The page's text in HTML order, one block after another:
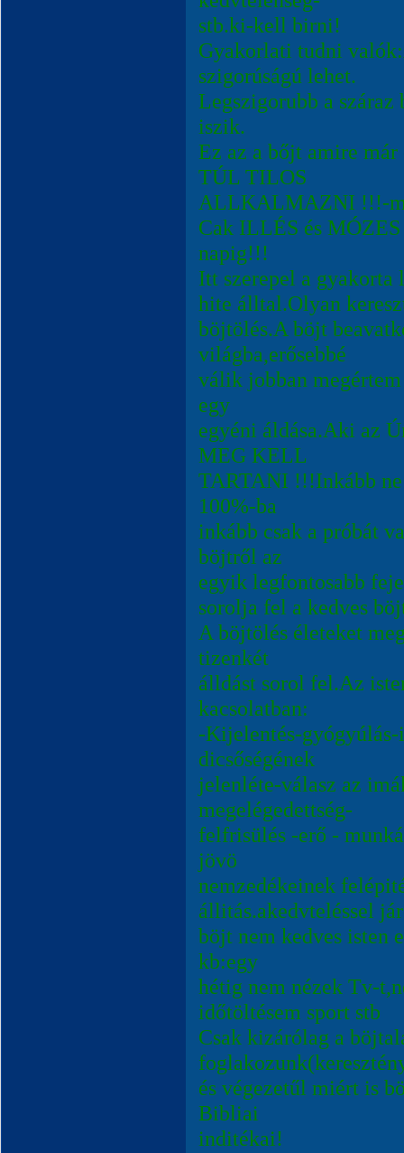
stb.ki-kell birni!
Gyakorlati tudni
szigorúságú lehet.
Legszigorubb a száraz
iszik.
Ez az a bőjt amire
TÚL TILOS
ALLKALMAZNI !!!-
Cak ILLÉS és
napig!!!
Itt szerepel a
hite álltal.Olyan
böjtölés.A böjt
világba,erősebbé
válik jobban
egy
egyéni áldása.Aki az
MEG KELL
TARTANI !!!Inkább
100%-ba
inkább csak a próbát
böjtről az
egyik legfontosabb
sorolja fel a kedves
A böjtölés életeket
tizenkét
álldást sorol fel.Az
kacsolatban:
-Kijelentés-gyógyúlás-
dicsőségének
jelenléte-válasz az
megelégedettség-
felfrisülés -erő -
jövö
nemzedékeinek
állitás.akedvteléssel
böjt nem kedves isten
kb:egy
hétig nem nézek Tv-
időtöltésem sport stb
Csak kizárólag a
és végezetűl miért is
Bibliai
inditékai!